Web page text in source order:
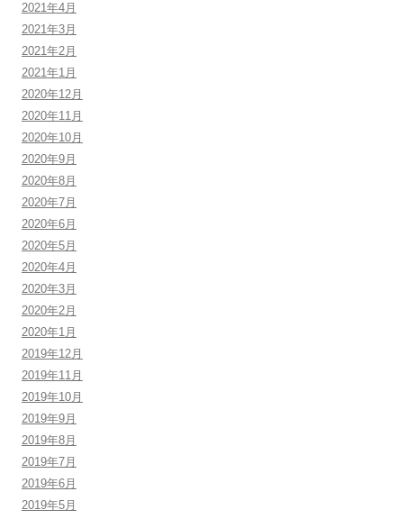
2021年4月
2021年3月
2021年2月
2021年1月
2020年12月
2020年11月
2020年10月
2020年9月
2020年8月
2020年7月
2020年6月
2020年5月
2020年4月
2020年3月
2020年2月
2020年1月
2019年12月
2019年11月
2019年10月
2019年9月
2019年8月
2019年7月
2019年6月
2019年5月